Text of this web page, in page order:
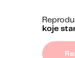
koje